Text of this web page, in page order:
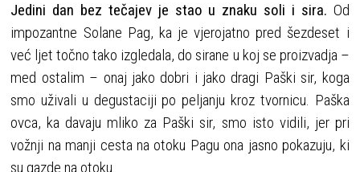
Jedini dan bez tečajev je stao u znaku soli i sira. Od
impozantne Solane Pag, ka je vjerojatno pred šezdeset i
već ljet točno tako izgledala, do sirane u koj se proizvadja –
med ostalim – onaj jako dobri i jako dragi Paški sir, koga
smo uživali u degustaciji po peljanju kroz tvornicu. Paška
ovca, ka davaju mliko za Paški sir, smo isto vidili, jer pri
vožnji na manji cesta na otoku Pagu ona jasno pokazuju, ki
su gazde na otoku.